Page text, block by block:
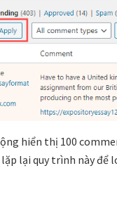
hiển thị 100
lại quy trình này để